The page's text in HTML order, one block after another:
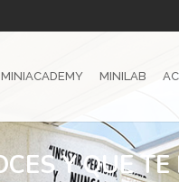
MINIACADEMY MINILAB
Y QUE